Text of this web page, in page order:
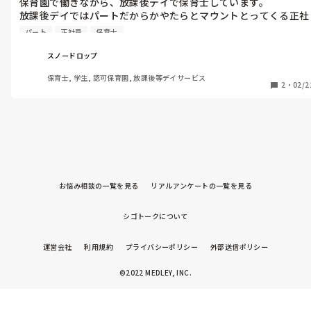
放課後デイではパートだからかやたらとマウントとってくる正社
員の方がいます。
指摘して感謝もないので働く気が失せます。
パート 正社員 保育士
スノードロップ
保育士, 学生, 認可保育園, 放課後等デイサービス
2 ・ 02/
お悩み相談の一覧を見る リアルアンケートの一覧を見る
シゴトークについて
運営会社 利用規約 プライバシーポリシー 外部送信ポリシー
©2022 MEDLEY, INC.